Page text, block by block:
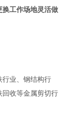
换工作场地灵活做
业、钢结构行
回收等金属剪切行